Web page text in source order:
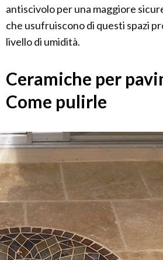
antiscivolo per una maggiore
che usufruiscono di questi spazi
livello di umidità.
Ceramiche per
Come pulirle